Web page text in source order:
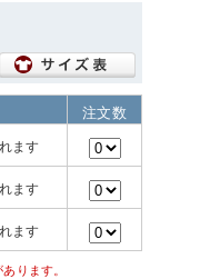
注文数
ます
ます
ます
ります。